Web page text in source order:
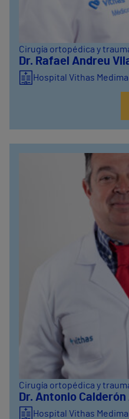
Cirugía ortopédica y
Dr. Rafael Andreu
Hospital Vithas
Cirugía ortopédica y
Dr. Antonio
Hospital Vithas